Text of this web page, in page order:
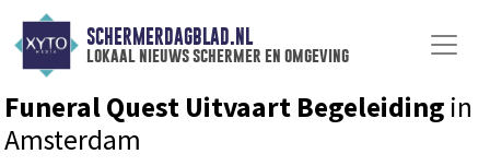
SCHERMERDAGBLAD.NL
lokaal nieuws schermer en omgeving
Funeral Quest Uitvaart Begeleiding in
Amsterdam